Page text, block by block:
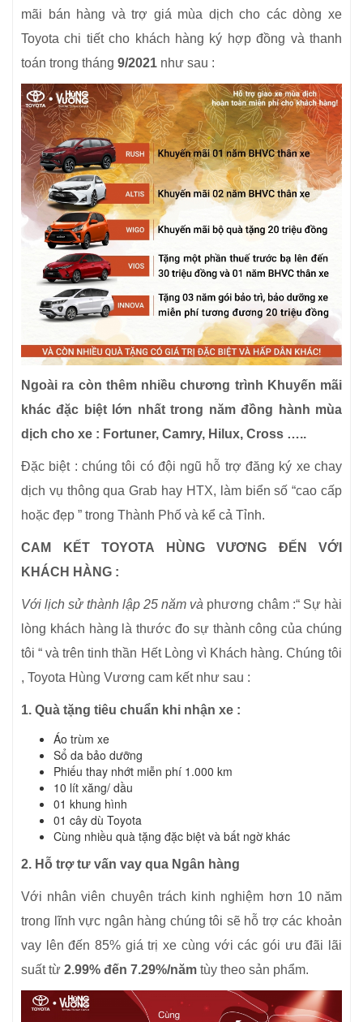
mãi bán hàng và trợ giá mùa dịch cho các dòng xe
Toyota chi tiết cho khách hàng ký hợp đồng và thanh
toán trong tháng 9/2021 như sau :
Ngoài ra còn thêm nhiều chương trình Khuyến mãi
khác đặc biệt lớn nhất trong năm đồng hành mùa
dịch cho xe : Fortuner, Camry, Hilux, Cross …..
Đặc biệt : chúng tôi có đội ngũ hỗ trợ đăng ký xe chay
dịch vụ thông qua Grab hay HTX, làm biển số “cao cấp
hoặc đẹp ” trong Thành Phố và kể cả Tỉnh.
CAM KẾT TOYOTA HÙNG VƯƠNG ĐẾN VỚI
KHÁCH HÀNG :
Với lịch sử thành lập 25 năm và phương châm :“ Sự hài
lòng khách hàng là thước đo sự thành công của chúng
tôi “ và trên tinh thần Hết Lòng vì Khách hàng. Chúng tôi
, Toyota Hùng Vương cam kết như sau :
1. Quà tặng tiêu chuẩn khi nhận xe :
Áo trùm xe
Sổ da bảo dưỡng
Phiếu thay nhớt miễn phí 1.000 km
10 lít xăng/ dầu
01 khung hình
01 cây dù Toyota
Cùng nhiều quà tặng đặc biệt và bất ngờ khác
2. Hỗ trợ tư vấn vay qua Ngân hàng
Với nhân viên chuyên trách kinh nghiệm hơn 10 năm
trong lĩnh vực ngân hàng chúng tôi sẽ hỗ trợ các khoản
vay lên đến 85% giá trị xe cùng với các gói ưu đãi lãi
suất từ 2.99% đến 7.29%/năm tùy theo sản phẩm.